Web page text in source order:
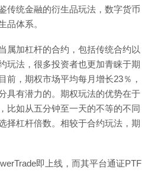
传统金融的衍生品玩法，数字货币
品体系。
属加杠杆的合约，包括传统合约以
玩法，很多投资者也更加青睐于期
前，期权市场平均每月增长23％，
具有潜力的。期权玩法的优势在于
比如从五分钟至一天的不等的不同
择杠杆倍数。相较于合约玩法，期
即上线，而其平台通证PTF